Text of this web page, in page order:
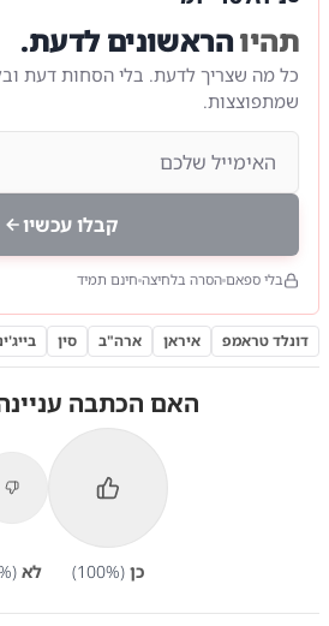
תהיוהראשונים לדעת.
כל מה שצריך לדעת. בלי הסחות דעת
שמתפוצצות.
קבלו עכשיו
בלי ספאם הסרה בלחיצה חינם תמיד
דונלד טראמפ איראן ארה"ב סין
האם הכתבה
כן (
100%) לא (